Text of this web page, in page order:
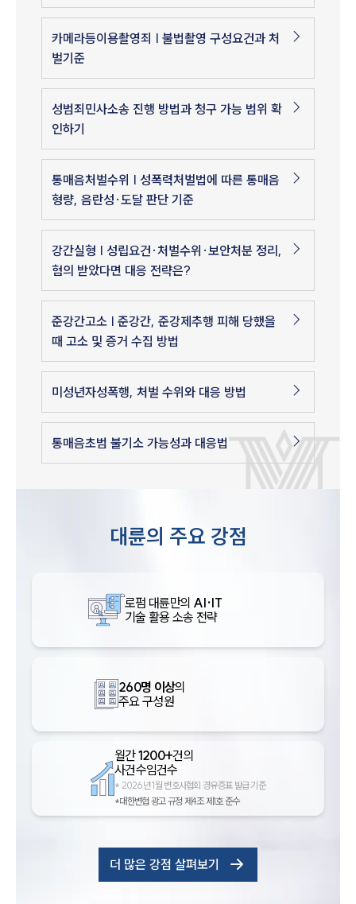
카메라등이용촬영죄 | 불법촬영 구성요건과 처
벌기준
성범죄민사소송 진행 방법과 청구 가능 범위 확
인하기
통매음처벌수위 | 성폭력처벌법에 따른 통매음
형량, 음란성·도달 판단 기준
강간실형 | 성립요건·처벌수위·보안처분 정리,
혐의 받았다면 대응 전략은?
준강간고소 | 준강간, 준강제추행 피해 당했을
때 고소 및 증거 수집 방법
미성년자성폭행, 처벌 수위와 대응 방법
통매음초범 불기소 가능성과 대응법
대륜의 주요 강점
로펌 대륜만의 AI·IT
기술 활용 소송 전략
260명 이상의
주요 구성원
월간1200+건의
사건수임건수
* 2026년 1월 변호사협회 경유증표 발급 기준
*대한변협 광고 규정 제4조 제1호 준수
더 많은 강점 살펴보기